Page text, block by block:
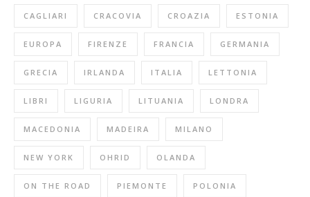
CAGLIARI CRACOVIA CROAZIA ESTONIA
EUROPA FIRENZE FRANCIA GERMANIA
GRECIA IRLANDA ITALIA LETTONIA
LIBRI LIGURIA LITUANIA LONDRA
MACEDONIA MADEIRA MILANO
NEW YORK OHRID OLANDA
ON THE ROAD PIEMONTE POLONIA